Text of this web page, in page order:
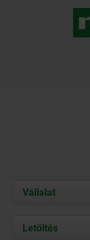
Vállalat
Rólunk
Letöltés